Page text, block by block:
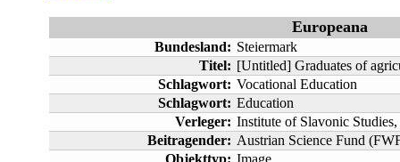
Europeana
Bundesland: Steiermark
Titel: [Untitled] Graduates of
Schlagwort: Vocational Education
Schlagwort: Education
Verleger: Institute of Slavonic
Beitragender: Austrian Science Fund
Objekttyp: Image